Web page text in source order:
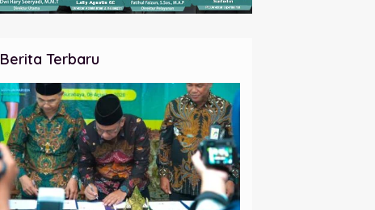
Berita Terbaru